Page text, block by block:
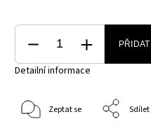
Detailní informace
Zeptat se Sdílet